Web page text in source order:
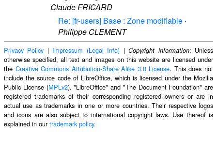
Claude FRICARD
Re: [fr-users] Base : Zone modifiable ·
Philippe CLEMENT
Privacy Policy | Impressum (Legal Info) |Copyright information: Unless
otherwise specified, all text and images on this website are licensed under
the Creative Commons Attribution-Share Alike 3.0 License. This does not
include the source code of LibreOffice, which is licensed under the Mozilla
Public License (MPLv2). "LibreOffice" and "The Document Foundation" are
registered trademarks of their corresponding registered owners or are in
actual use as trademarks in one or more countries. Their respective logos
and icons are also subject to international copyright laws. Use thereof is
explained in ourtrademark policy.